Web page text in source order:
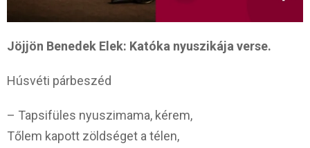
Jöjjön Benedek Elek: Katóka nyuszikája verse.
Húsvéti párbeszéd
– Tapsifüles nyuszimama, kérem,
Tőlem kapott zöldséget a télen,